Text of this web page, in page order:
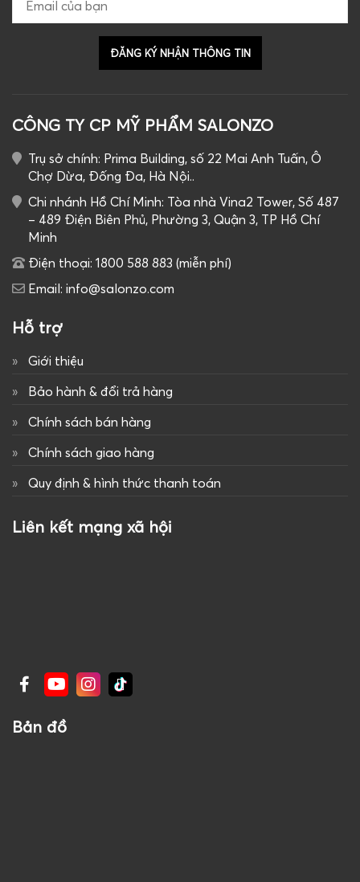
CÔNG TY CP MỸ PHẨM SALONZO
Trụ sở chính: Prima Building, số 22 Mai Anh Tuấn, Ô
Chợ Dừa, Đống Đa, Hà Nội..
Chi nhánh Hồ Chí Minh: Tòa nhà Vina2 Tower, Số 487
– 489 Điện Biên Phủ, Phường 3, Quận 3, TP Hồ Chí
Minh
Điện thoại: 1800 588 883 (miễn phí)
Email: info@salonzo.com
Hỗ trợ
Giới thiệu
Bảo hành & đổi trả hàng
Chính sách bán hàng
Chính sách giao hàng
Quy định & hình thức thanh toán
Liên kết mạng xã hội
Bản đồ